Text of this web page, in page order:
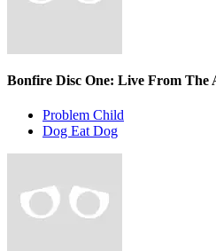
Bonfire Disc One: Live From The
Problem Child
Dog Eat Dog